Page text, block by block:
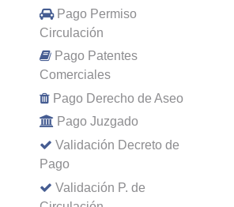
Pago Permiso
Circulación
Pago Patentes
Comerciales
Pago Derecho de Aseo
Pago Juzgado
Validación Decreto de
Pago
Validación P. de